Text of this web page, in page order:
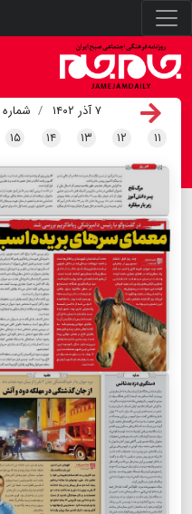
۷ آذر ۱۴۰۲ شماره ۶۶۴۴
۱۱ ۱۲ ۱۳ ۱۴ ۱۵